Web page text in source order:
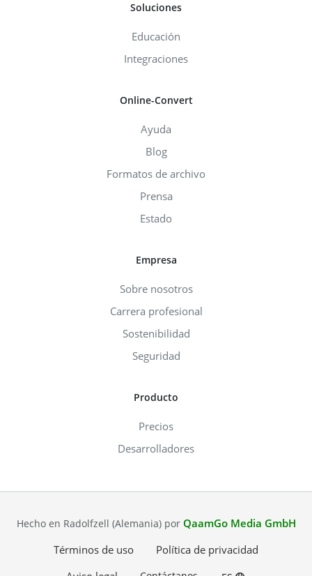
Soluciones
Educación
Integraciones
Online-Convert
Ayuda
Blog
Formatos de archivo
Prensa
Estado
Empresa
Sobre nosotros
Carrera profesional
Sostenibilidad
Seguridad
Producto
Precios
Desarrolladores
Hecho en Radolfzell (Alemania) por QaamGo Media GmbH
Términos de uso
Política de privacidad